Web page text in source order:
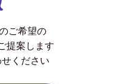
ご希望の
提案します
ください